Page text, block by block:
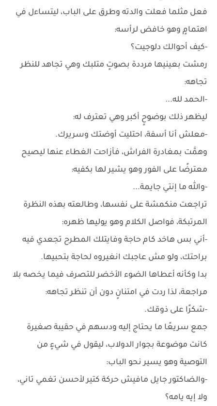
فعل مثلما فعلت والدته وطرق على الباب، ليتساءل في
اهتمامٍ وهو خافض لرأسه:
-كيف أحوالك دلوجيت؟
رمشت بعينيها مرددة بصوتٍ متلبك وهي تجاهد للنظر
تجاهه:
-الحمد لله...
ليظهر ذلك بوضوحٍ أكبر وهي تعترف له:
-معلش أنا أسفة، احتليت أوضتك وسريرك.
وهمَّت بمغادرة الفراش، فأزاحت الغطاء عنها ليصيح
معترضًا على الفور وهو يشير لها بكفيه:
-والله ما إنتي جايمة...
تراجعت منكمشة على نفسها، وطالعته بهذه النظرة
المرتبكة، فواصل الكلام وهو يوليها ظهره:
-أني بس هاخد كام حاجة وفايتلك المطرح تجعدي فيه
براحتك، ولو مش عاجبك انغيروه لحاجة بتحبيها.
بدا وكأنه أعطاها الضوء الأخضر للتصرف فيما يخصه بلا
مراجعة، لذا ردت في امتنانٍ دون أن تنظر تجاهه:
-شكرًا على ذوقك.
جمع سريعًا ما يحتاج إليه ودسهم في حقيبة صغيرة
كانت موضوعة بجوار الدولاب، ليقول في شيءٍ من
التوصية وهو يسير نحو الباب:
-والضاكتور جايل مافيش حركة كتير لأحسن تغمي تاني،
ولا إيه يامه؟